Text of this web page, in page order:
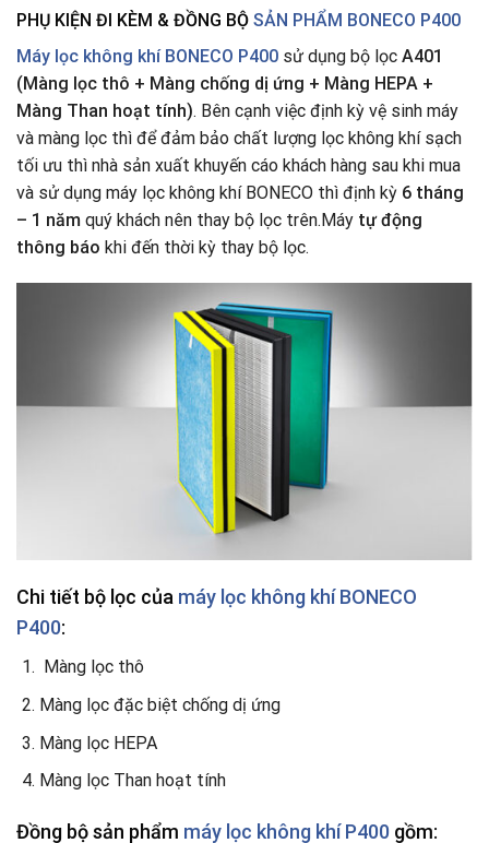
PHỤ KIỆN ĐI KÈM & ĐỒNG BỘ SẢN PHẨM BONECO P400
Máy lọc không khí BONECO P400 sử dụng bộ lọc A401
(Màng lọc thô + Màng chống dị ứng + Màng HEPA +
Màng Than hoạt tính). Bên cạnh việc định kỳ vệ sinh máy
và màng lọc thì để đảm bảo chất lượng lọc không khí sạch
tối ưu thì nhà sản xuất khuyến cáo khách hàng sau khi mua
và sử dụng máy lọc không khí BONECO thì định kỳ 6 tháng
– 1 năm quý khách nên thay bộ lọc trên.Máy tự động
thông báo khi đến thời kỳ thay bộ lọc.
Chi tiết bộ lọc của máy lọc không khí BONECO
P400:
Màng lọc thô
Màng lọc đặc biệt chống dị ứng
Màng lọc HEPA
Màng lọc Than hoạt tính
Đồng bộ sản phẩm máy lọc không khí P400 gồm: